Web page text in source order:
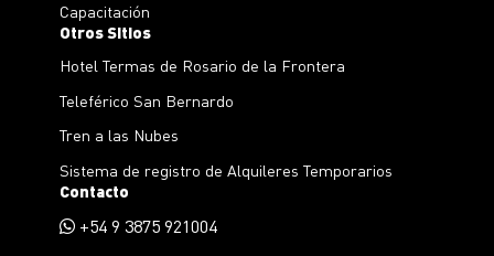
Capacitación
Otros Sitios
Hotel Termas de Rosario de la Frontera
Teleférico San Bernardo
Tren a las Nubes
Sistema de registro de Alquileres Temporarios
Contacto
+54 9 3875 921004